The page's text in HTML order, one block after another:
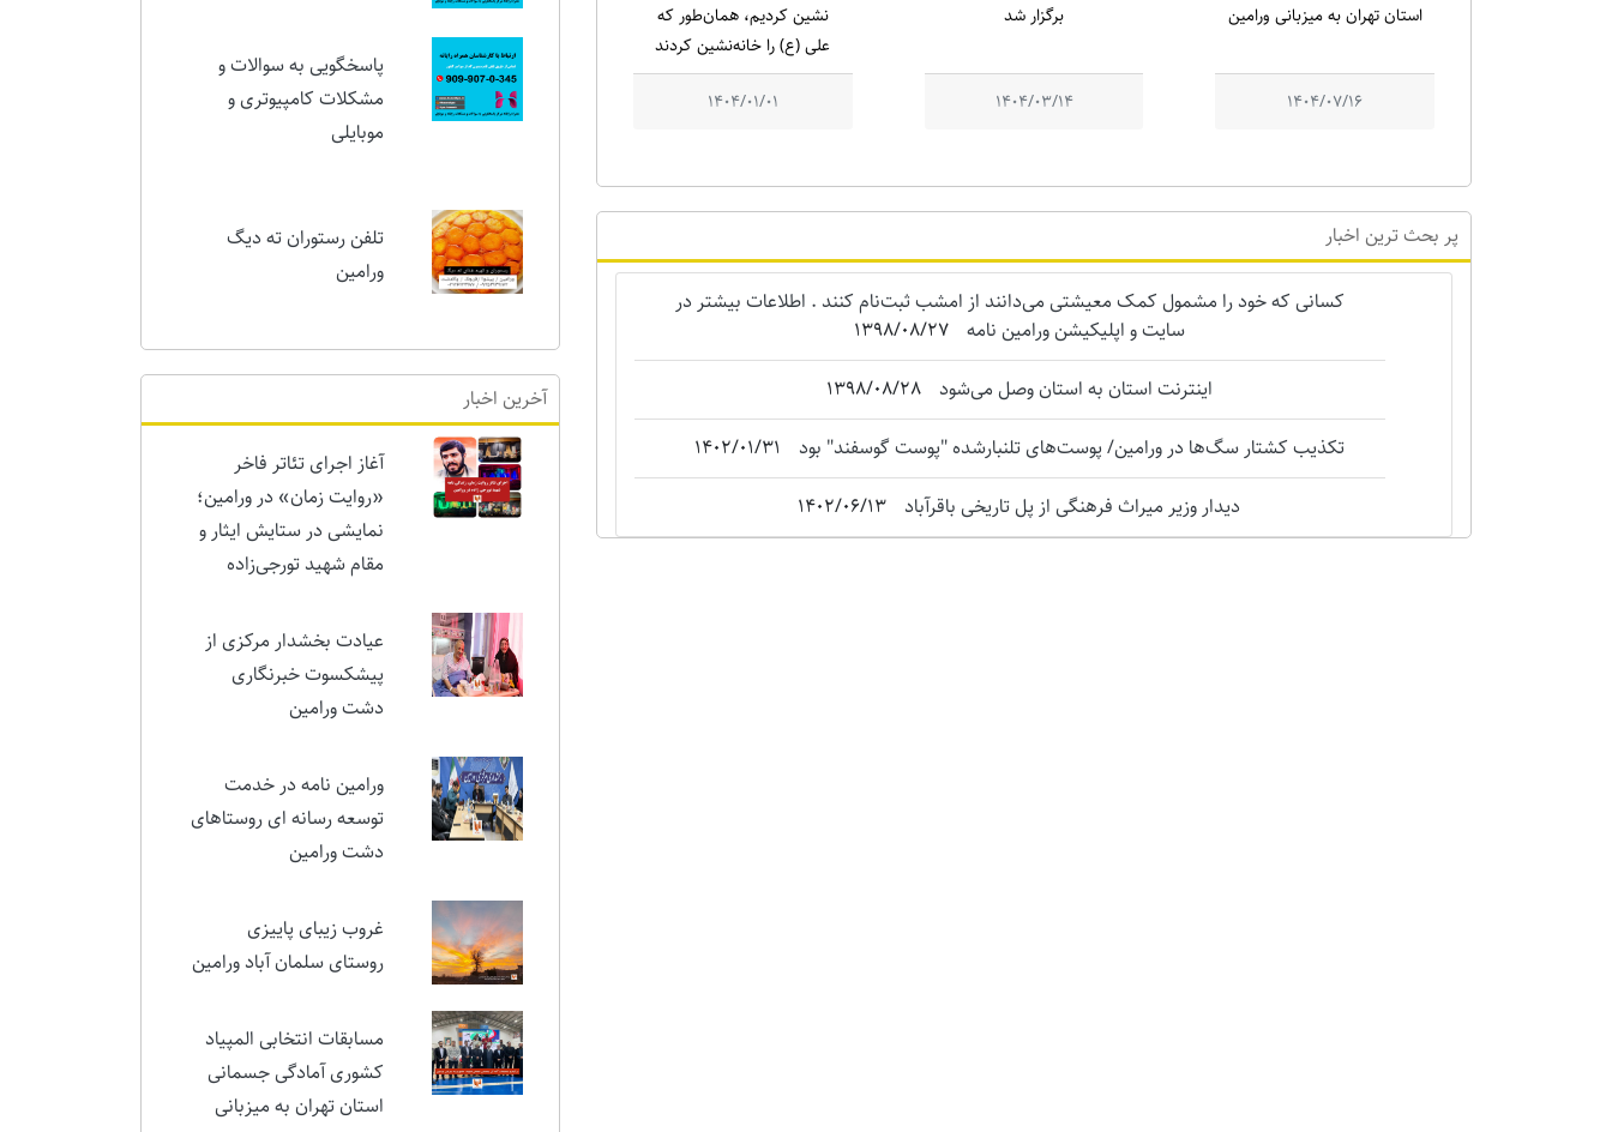
استان تهران به میزبانی ورامین
1404/07/16
برگزار شد
1404/03/14
نشین کردیم، همان‌طور که
علی (ع) را خانه‌نشین کردند
1404/01/01
پر بحث ترین اخبار
کسانی که خود را مشمول کمک معیشتی می‌دانند از امشب ثبت‌نام کنند . اطلاعات بیشتر در
سایت و اپلیکیشن ورامین نامه
1398/08/27
اینترنت استان به استان وصل می‌شود
1398/08/28
تکذیب کشتار سگ‌ها در ورامین/ پوست‌های تلنبارشده "‌پوست گوسفند" بود
1402/01/31
دیدار وزیر میراث فرهنگی از پل تاریخی باقرآباد
1402/06/13
پاسخگویی به سوالات و
ورامین
آخرین اخبار
آغاز اجرای تئاتر فاخر
«روایت زمان» در ورامین؛
مقام شهید تورجی‌زاده
عیادت بخشدار مرکزی از
دشت ورامین
ورامین نامه در خدمت
دشت ورامین
روستای سلمان آباد ورامین
مسابقات انتخابی المپیاد